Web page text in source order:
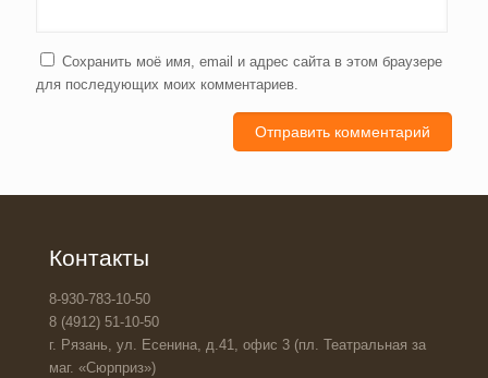
Сохранить моё имя, email и адрес сайта в этом браузере
для последующих моих комментариев.
Контакты
8-930-783-10-50
8 (4912) 51-10-50
г. Рязань, ул. Есенина, д.41, офис 3 (пл. Театральная за
маг. «Сюрприз»)